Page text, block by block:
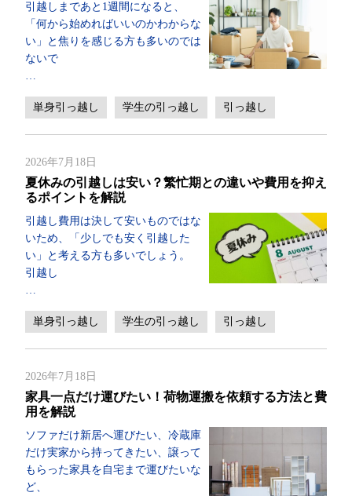
引越しまであと1週間になると、
「何から始めればいいのかわからな
い」と焦りを感じる方も多いのでは
ないで
…
単身引っ越し 学生の引っ越し 引っ越し
2026年7月18日
夏休みの引越しは安い？繁忙期との違いや費用を抑え
るポイントを解説
引越し費用は決して安いものではな
いため、「少しでも安く引越した
い」と考える方も多いでしょう。
引越し
…
単身引っ越し 学生の引っ越し 引っ越し
2026年7月18日
家具一点だけ運びたい！荷物運搬を依頼する方法と費
用を解説
ソファだけ新居へ運びたい、冷蔵庫
だけ実家から持ってきたい、譲って
もらった家具を自宅まで運びたいな
ど、